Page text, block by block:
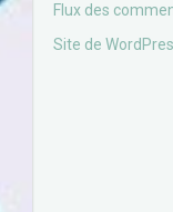
Flux des
Site de